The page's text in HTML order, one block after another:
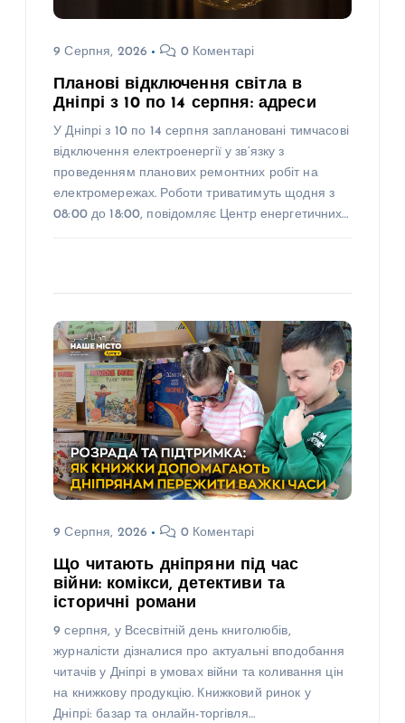
9 Серпня, 2026 0 Коментарі
Планові відключення світла в
Дніпрі з 10 по 14 серпня: адреси
У Дніпрі з 10 по 14 серпня заплановані тимчасові
відключення електроенергії у зв’язку з
проведенням планових ремонтних робіт на
електромережах. Роботи триватимуть щодня з
08:00 до 18:00, повідомляє Центр енергетичних…
9 Серпня, 2026 0 Коментарі
Що читають дніпряни під час
війни: комікси, детективи та
історичні романи
9 серпня, у Всесвітній день книголюбів,
журналісти дізналися про актуальні вподобання
читачів у Дніпрі в умовах війни та коливання цін
на книжкову продукцію. Книжковий ринок у
Дніпрі: базар та онлайн-торгівля…